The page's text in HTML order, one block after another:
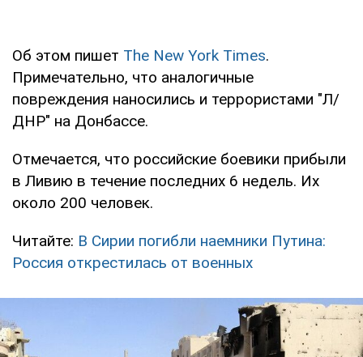
Об этом пишет The New York Times.
Примечательно, что аналогичные
повреждения наносились и террористами "Л/
ДНР" на Донбассе.
Отмечается, что российские боевики прибыли
в Ливию в течение последних 6 недель. Их
около 200 человек.
Читайте: В Сирии погибли наемники Путина:
Россия открестилась от военных